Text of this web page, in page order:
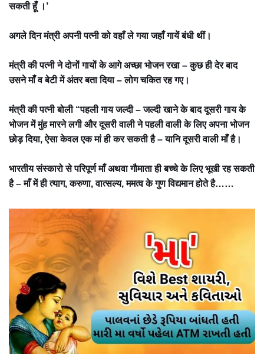
सकती हूँ ।’
अगले दिन मंत्री अपनी पत्नी को वहाँ ले गया जहाँ गायें बंधी थीं।
मंत्री की पत्नी ने दोनों गायों के आगे अच्छा भोजन रखा – कुछ ही देर बाद
उसने माँ व बेटी में अंतर बता दिया – लोग चकित रह गए।
मंत्री की पत्नी बोली “पहली गाय जल्दी – जल्दी खाने के बाद दूसरी गाय के
भोजन में मुंह मारने लगी और दूसरी वाली ने पहली वाली के लिए अपना भोजन
छोड़ दिया, ऐसा केवल एक मां ही कर सकती है – यानि दूसरी वाली माँ है।
भारतीय संस्कारो से परिपूर्ण माँ अथवा गौमाता ही बच्चे के लिए भूखी रह सकती
है – माँ में ही त्याग, करुणा, वात्सल्य, ममत्व के गुण विद्यमान होते है……